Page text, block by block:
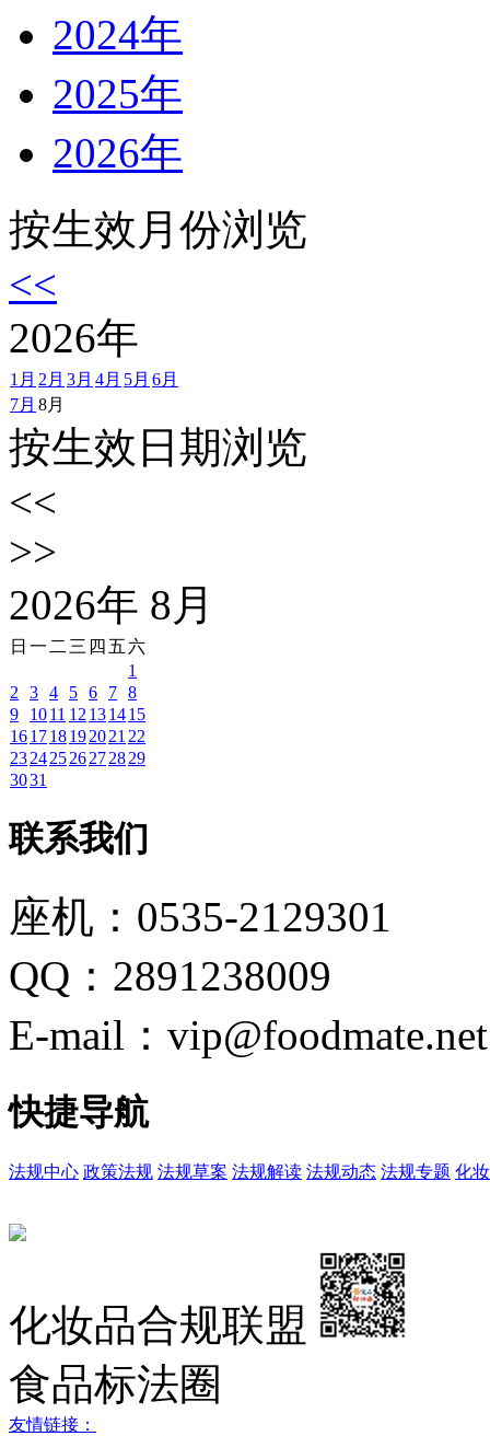
2024年
2025年
2026年
按生效月份浏览
<<
2026年
1月 2月 3月 4月 5月 6月
7月 8月
按生效日期浏览
<<
>>
2026年 8 月
日 一 二 三 四 五 六
1
2
3 4 5 6 7 8
9
1011 12 131415
161718192021 22
23242526272829
3031
联系我们
座机：0535-2129301
QQ：2891238009
E-mail：vip@foodmate.net
快捷导航
法规中心 政策法规 法规草案 法规解读 法规动态 法规专题 化
化妆品合规联盟
食品标法圈
友情链接：